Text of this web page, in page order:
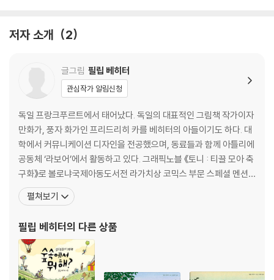
저자 소개 2
글그림 필립 베히터
관심작가 알림신청
독일 프랑크푸르트에서 태어났다. 독일의 대표적인 그림책 작가이자
만화가, 풍자 화가인 프리드리히 카를 베히터의 아들이기도 하다. 대
학에서 커뮤니케이션 디자인을 전공했으며, 동료들과 함께 아틀리에
공동체 ‘라보어’에서 활동하고 있다. 그래픽노블 《토니 : 티끌 모아 축
구화》로 볼로냐국제아동도서전 라가치상 코믹스 부문 스페셜 멘션,
라이프치히도서전 독서나침반상을 수상했으며 독일·프랑스 아동청
소년문학상 최종 후보에 올랐다. 쓰고 그린 책으로 《유령 범퍼카를 탄
이 있다. 라보어의 동료들과 함께 어린이 미술 워크북
펼쳐보기
필립 베히터의 다른 상품